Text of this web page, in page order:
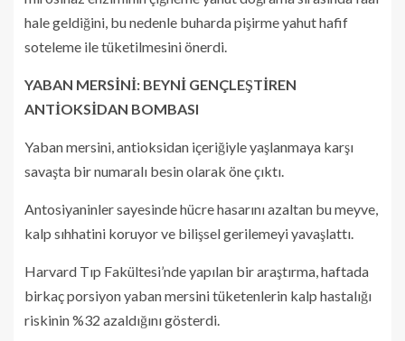
hale geldiğini, bu nedenle buharda pişirme yahut hafif
soteleme ile tüketilmesini önerdi.
YABAN MERSİNİ: BEYNİ GENÇLEŞTİREN
ANTİOKSİDAN BOMBASI
Yaban mersini, antioksidan içeriğiyle yaşlanmaya karşı
savaşta bir numaralı besin olarak öne çıktı.
Antosiyaninler sayesinde hücre hasarını azaltan bu meyve,
kalp sıhhatini koruyor ve bilişsel gerilemeyi yavaşlattı.
Harvard Tıp Fakültesi’nde yapılan bir araştırma, haftada
birkaç porsiyon yaban mersini tüketenlerin kalp hastalığı
riskinin %32 azaldığını gösterdi.